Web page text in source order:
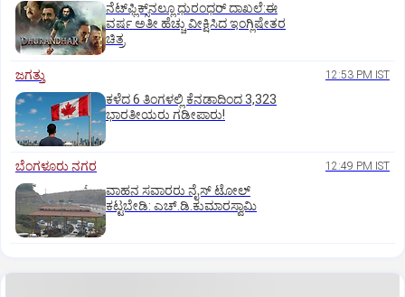
ನೆಟ್‌ಫ್ಲಿಕ್ಸ್‌ನಲ್ಲೂ ಧುರಂಧರ್‌ ದಾಖಲೆ:ಈ
ವರ್ಷ ಅತೀ ಹೆಚ್ಚು ವೀಕ್ಷಿಸಿದ ಇಂಗ್ಲಿಷೇತರ
ಚಿತ್ರ
ಜಗತ್ತು 12:53 PM IST
ಕಳೆದ 6 ತಿಂಗಳಲ್ಲಿ ಕೆನಡಾದಿಂದ 3,323
ಭಾರತೀಯರು ಗಡೀಪಾರು!
ಬೆಂಗಳೂರು ನಗರ 12:49 PM IST
ವಾಹನ ಸವಾರರು ನೈಸ್‌ ಟೋಲ್‌
ಕಟ್ಟಬೇಡಿ: ಎಚ್‌.ಡಿ.ಕುಮಾರಸ್ವಾಮಿ